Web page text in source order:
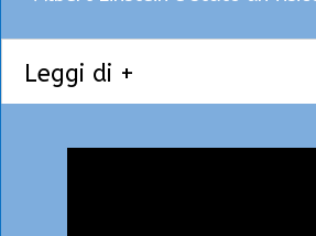
Leggi di +